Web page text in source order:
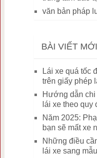
văn bản pháp
BÀI VIẾT
Lái xe quá tốc
trên giấy phép
Hướng dẫn chi
lái xe theo quy
Năm 2025:
bạn sẽ mất xe
Những điều
lái xe sang